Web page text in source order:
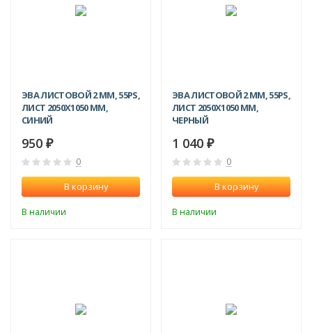
ЭВА ЛИСТОВОЙ 2 ММ, 55PS,
ЛИСТ 2050Х1050 ММ,
СИНИЙ
950 ₽
0
В корзину
В наличии
ЭВА ЛИСТОВОЙ 2 ММ, 55PS,
ЛИСТ 2050Х1050 ММ,
ЧЕРНЫЙ
1 040 ₽
0
В корзину
В наличии